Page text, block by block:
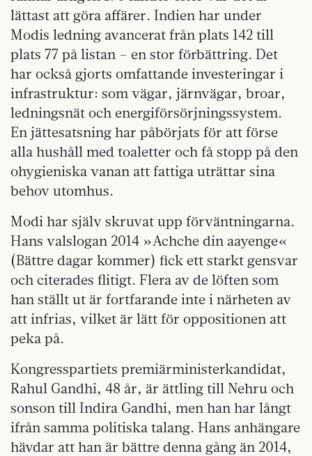
lättast att göra affärer. Indien har under
Modis ledning avancerat från plats 142 till
plats 77 på listan – en stor förbättring. Det
har också gjorts omfattande investeringar i
infrastruktur: som vägar, järnvägar, broar,
ledningsnät och energiförsörjningssystem.
En jättesatsning har påbörjats för att förse
alla hushåll med toaletter och få stopp på den
ohygieniska vanan att fattiga uträttar sina
behov utomhus.
Modi har själv skruvat upp förväntningarna.
Hans valslogan 2014 »Achche din aayenge«
(Bättre dagar kommer) fick ett starkt gensvar
och citerades flitigt. Flera av de löften som
han ställt ut är fortfarande inte i närheten av
att infrias, vilket är lätt för oppositionen att
peka på.
Kongresspartiets premiärministerkandidat,
Rahul Gandhi, 48 år, är ättling till Nehru och
sonson till Indira Gandhi, men han har långt
ifrån samma politiska talang. Hans anhängare
hävdar att han är bättre denna gång än 2014,